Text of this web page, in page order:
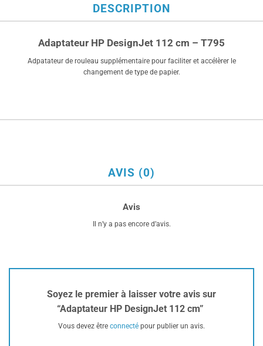
DESCRIPTION
Adaptateur HP DesignJet 112 cm – T795
Adpatateur de rouleau supplémentaire pour faciliter et accélèrer le
changement de type de papier.
AVIS (0)
Avis
Il n’y a pas encore d’avis.
Soyez le premier à laisser votre avis sur
“Adaptateur HP DesignJet 112 cm”
Vous devez être connecté pour publier un avis.